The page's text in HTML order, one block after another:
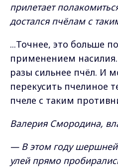
прилетает
достался пчёлам с
...Точнее, это больше
применением
разы сильнее пчёл. И
перекусить пчелиное
пчеле с таким
Валерия Смородина,
— В этом году
улей прямо